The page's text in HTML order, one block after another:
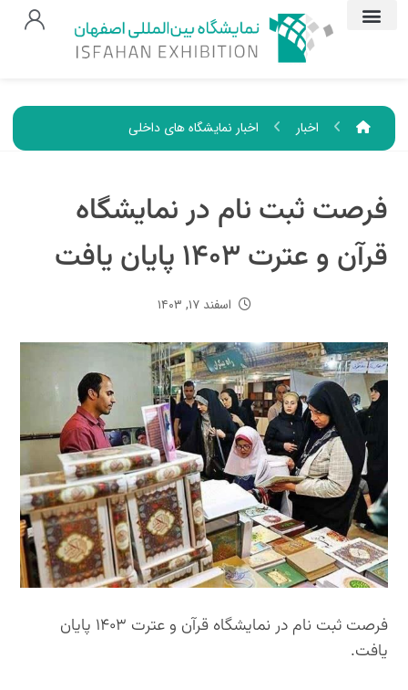
اخبار اخبار نمایشگاه های داخلی
فرصت ثبت نام در نمایشگاه
قرآن و عترت ۱۴۰۳ پایان یافت
اسفند ۱۷, ۱۴۰۳
فرصت ثبت نام در نمایشگاه قرآن و عترت ۱۴۰۳ پایان
یافت.